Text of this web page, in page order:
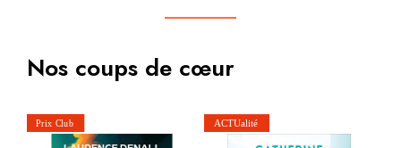
Nos coups de cœur